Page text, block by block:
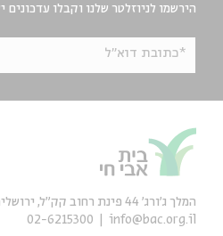
הירשמו לניוזלטר שלנו וקבלו עדכונים
*כתובת דוא"ל
המלך ג'ורג' 44 פינת רחוב קק״ל, ירושלים
info@bac.org.il
02-6215300